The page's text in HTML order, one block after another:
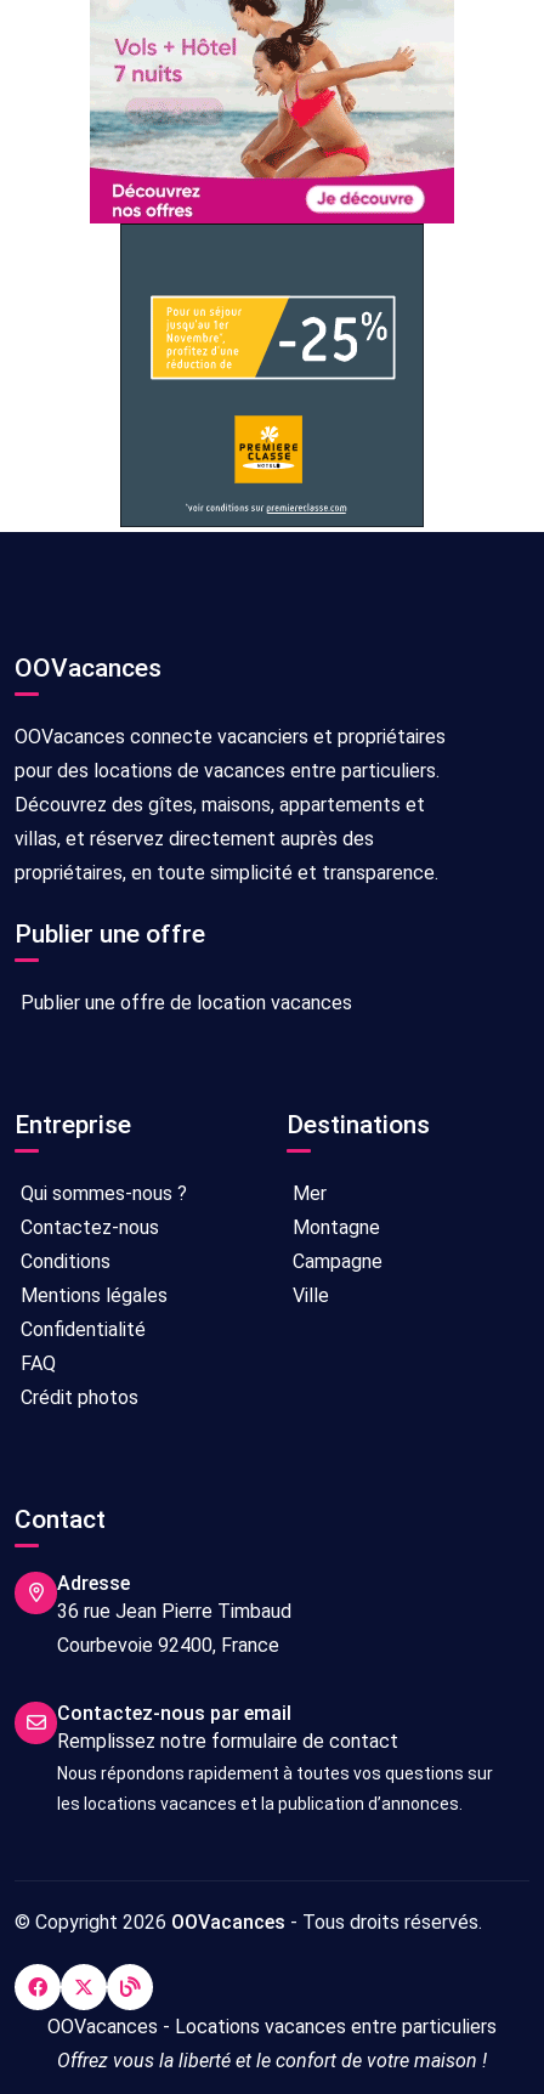
OOVacances
OOVacances connecte vacanciers et propriétaires
pour des locations de vacances entre particuliers.
Découvrez des gîtes, maisons, appartements et
villas, et réservez directement auprès des
propriétaires, en toute simplicité et transparence.
Publier une offre
Publier une offre de location vacances
Entreprise
Qui sommes-nous ?
Contactez-nous
Conditions
Mentions légales
Confidentialité
FAQ
Crédit photos
Destinations
Mer
Montagne
Campagne
Ville
Contact
Adresse
36 rue Jean Pierre Timbaud
Courbevoie 92400, France
Contactez-nous par email
Remplissez notre formulaire de contact
Nous répondons rapidement à toutes vos questions sur
les locations vacances et la publication d’annonces.
© Copyright 2026 OOVacances - Tous droits réservés.
OOVacances - Locations vacances entre particuliers
Offrez vous la liberté et le confort de votre maison !